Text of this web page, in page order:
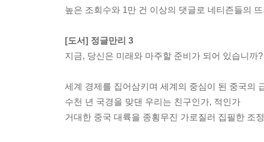
높은 조회수와 1만 건 이상의 댓글로 네티즌들의
[도서] 정글만리 3
지금, 당신은 미래와 마주할 준비가 되어 있습니까?
세계 경제를 집어삼키며 세계의 중심이 된 중국의
수천 년 국경을 맞댄 우리는 친구인가, 적인가
거대한 중국 대륙을 종횡무진 가로질러 집필한 조